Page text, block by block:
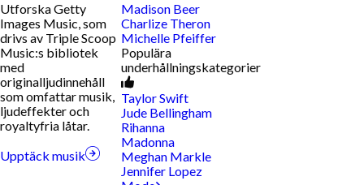
Utforska Getty
Images Music, som
drivs av Triple Scoop
Music:s bibliotek
med
originalljudinnehåll
som omfattar musik,
ljudeffekter och
royaltyfria låtar.
Upptäck musik
Madison Beer
Charlize Theron
Michelle Pfeiffer
Populära
underhållningskategorier
Taylor Swift
Jude Bellingham
Rihanna
Madonna
Meghan Markle
Jennifer Lopez